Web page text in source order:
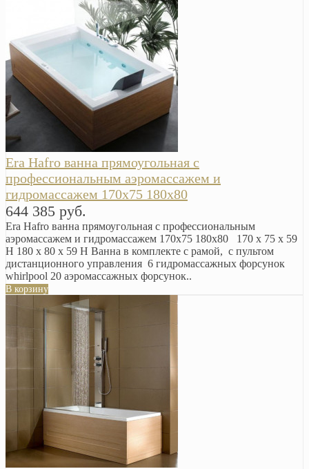
Era Hafro ванна прямоугольная с
профессиональным аэромассажем и
гидромассажем 170х75 180х80
644 385 руб.
Era Hafro ванна прямоугольная с профессиональным
аэромассажем и гидромассажем 170х75 180х80 170 x 75 x 59
H 180 x 80 x 59 H Ванна в комплекте с рамой, с пультом
дистанционного управления 6 гидромассажных форсунок
whirlpool 20 аэромассажных форсунок..
В корзину